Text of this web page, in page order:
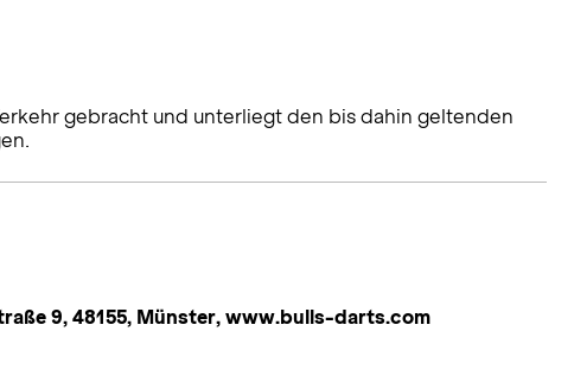
gebracht und unterliegt den bis dahin geltenden
9, 48155, Münster, www.bulls-darts.com